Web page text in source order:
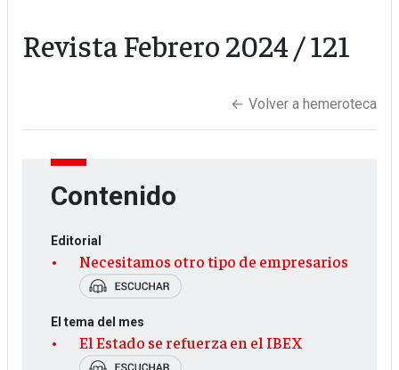
Revista Febrero 2024 / 121
← Volver a hemeroteca
Contenido
Editorial
Necesitamos otro tipo de empresarios
El tema del mes
El Estado se refuerza en el IBEX